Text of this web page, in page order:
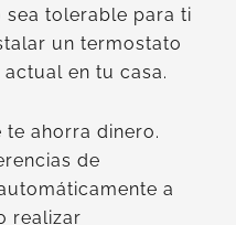
tolerable para ti
un termostato
en tu casa.
ahorra dinero.
de
a
realizar